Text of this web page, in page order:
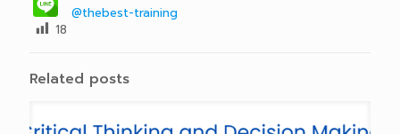
@thebest-training
18
Related posts